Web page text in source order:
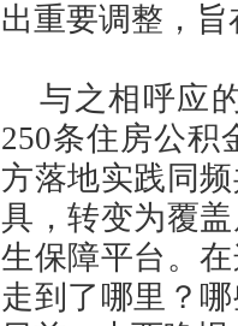
出重要调整，
与之相呼应
250条住房公积
方落地实践同
具，转变为覆
生保障平台。
走到了哪里？